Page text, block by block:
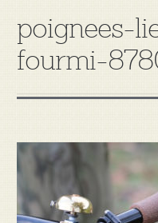
poignees-
fourmi-